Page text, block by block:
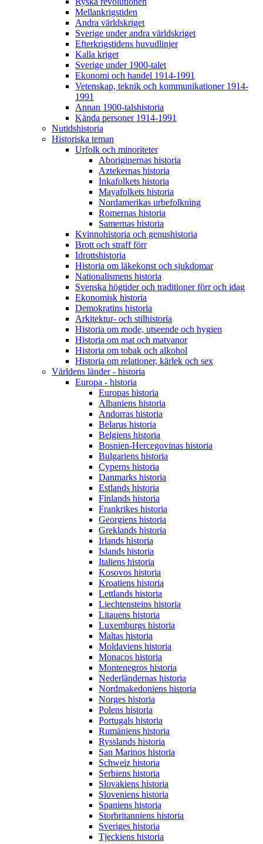
Mellankrigstiden
Andra världskriget
Sverige under andra världskriget
Efterkrigstidens huvudlinjer
Kalla kriget
Sverige under 1900-talet
Ekonomi och handel 1914-1991
Vetenskap, teknik och kommunikationer 1914-
1991
Annan 1900-talshistoria
Kända personer 1914-1991
Nutidshistoria
Historiska teman
Urfolk och minoriteter
Aboriginernas historia
Aztekernas historia
Inkafolkets historia
Mayafolkets historia
Nordamerikas urbefolkning
Romernas historia
Samernas historia
Kvinnohistoria och genushistoria
Brott och straff förr
Idrottshistoria
Historia om läkekonst och sjukdomar
Nationalismens historia
Svenska högtider och traditioner förr och idag
Ekonomisk historia
Demokratins historia
Arkitektur- och stilhistoria
Historia om mode, utseende och hygien
Historia om mat och matvanor
Historia om tobak och alkohol
Historia om relationer, kärlek och sex
Världens länder - historia
Europa - historia
Europas historia
Albaniens historia
Andorras historia
Belarus historia
Belgiens historia
Bosnien-Hercegovinas historia
Bulgariens historia
Cyperns historia
Danmarks historia
Estlands historia
Finlands historia
Frankrikes historia
Georgiens historia
Greklands historia
Irlands historia
Islands historia
Italiens historia
Kosovos historia
Kroatiens historia
Lettlands historia
Liechtensteins historia
Litauens historia
Luxemburgs historia
Maltas historia
Moldaviens historia
Monacos historia
Montenegros historia
Nederländernas historia
Nordmakedoniens historia
Norges historia
Polens historia
Portugals historia
Rumäniens historia
Rysslands historia
San Marinos historia
Schweiz historia
Serbiens historia
Slovakiens historia
Sloveniens historia
Spaniens historia
Storbritanniens historia
Sveriges historia
Tjeckiens historia